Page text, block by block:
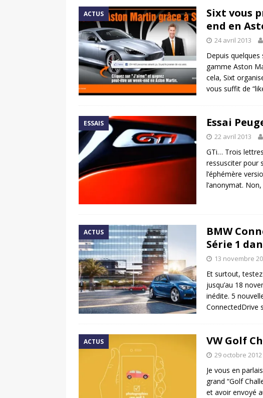
ACTUS
Sixt vous
end en
24 avril 2013
Depuis
gamme Aston
cela, Sixt
vous suffit de
ESSAIS Essai
22 avril 2013
GTi… Trois
ressusciter pour
l’éphémère
l’anonymat.
ACTUS
BMW
Série 1
13 novembre
Et surtout,
jusqu’au 18
inédite. 5
ConnectedDrive
ACTUS VW Golf
29 octobre 2012
Je vous en
grand “Golf
et avoir envoyé